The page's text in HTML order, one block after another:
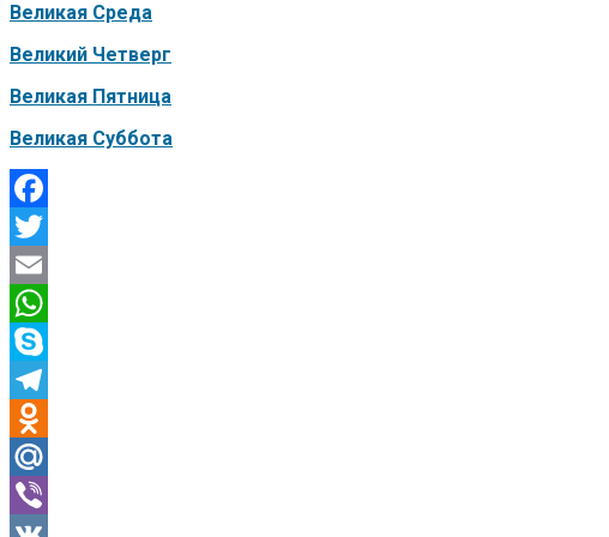
Великая Среда
Великий Четверг
Великая Пятница
Великая Суббота
Facebook
Twitter
Email
WhatsApp
Skype
Telegram
Odnoklassniki
Mail.Ru